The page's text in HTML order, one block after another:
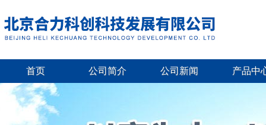
首页 公司简介 公司新闻 产品中